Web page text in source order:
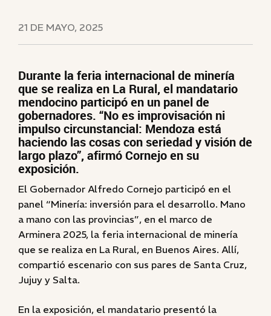
21 DE MAYO, 2025
Durante la feria internacional de minería
que se realiza en La Rural, el mandatario
mendocino participó en un panel de
gobernadores. “No es improvisación ni
impulso circunstancial: Mendoza está
haciendo las cosas con seriedad y visión de
largo plazo”, afirmó Cornejo en su
exposición.
El Gobernador Alfredo Cornejo participó en el
panel “Minería: inversión para el desarrollo. Mano
a mano con las provincias”, en el marco de
Arminera 2025, la feria internacional de minería
que se realiza en La Rural, en Buenos Aires. Allí,
compartió escenario con sus pares de Santa Cruz,
Jujuy y Salta.
En la exposición, el mandatario presentó la